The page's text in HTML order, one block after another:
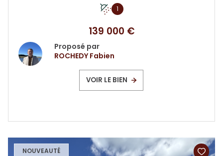
1
139 000 €
Proposé par
ROCHEDY Fabien
VOIR LE BIEN
NOUVEAUTÉ